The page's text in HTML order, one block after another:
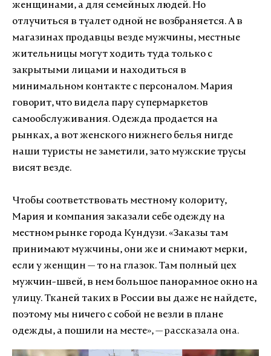
женщинами, а для семейных людей. Но
отлучиться в туалет одной не возбраняется. А в
магазинах продавцы везде мужчины, местные
жительницы могут ходить туда только с
закрытыми лицами и находиться в
минимальном контакте с персоналом. Мария
говорит, что видела пару супермаркетов
самообслуживания. Одежда продается на
рынках, а вот женского нижнего белья нигде
наши туристы не заметили, зато мужские трусы
висят везде.
Чтобы соответствовать местному колориту,
Мария и компания заказали себе одежду на
местном рынке города Кундузи.«Заказы там
принимают мужчины, они же и снимают мерки,
если у женщин — то на глазок. Там полный цех
мужчин-швей, в нем большое панорамное окно на
улицу. Тканей таких в России вы даже не найдете,
поэтому мы ничего с собой не везли в плане
одежды, а пошили на месте», — рассказала она.